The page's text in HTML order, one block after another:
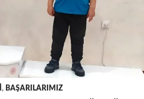
, BAŞARILARIMIZ